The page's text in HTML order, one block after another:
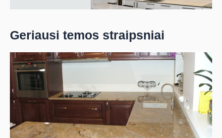
Geriausi temos straipsniai